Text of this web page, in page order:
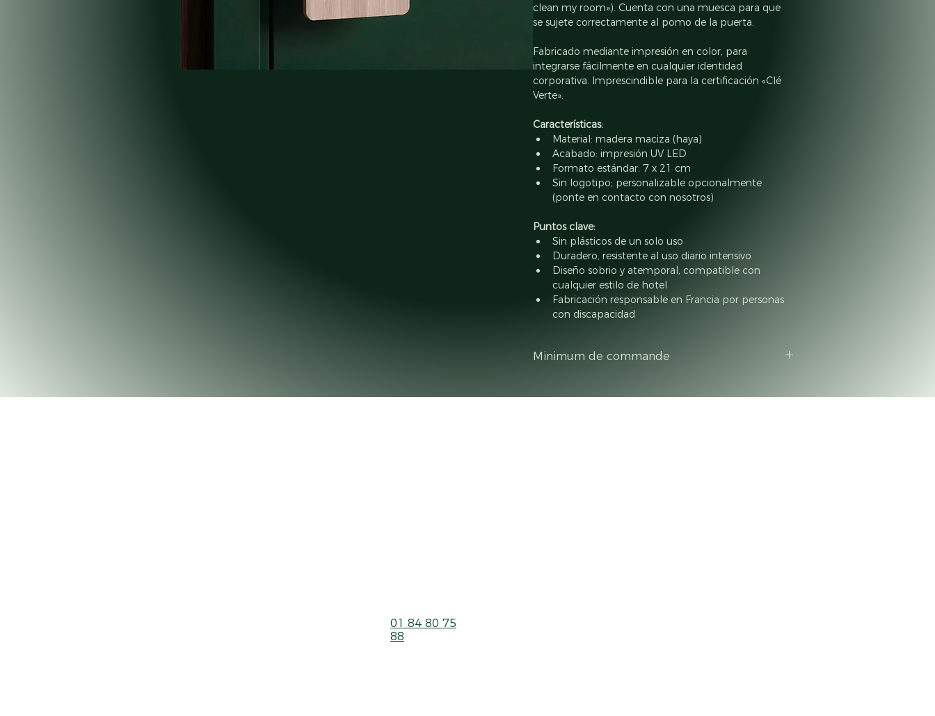
clean my room»). Cuenta con una muesca para que
se sujete correctamente al pomo de la puerta.
Fabricado mediante impresión en color, para
integrarse fácilmente en cualquier identidad
corporativa. Imprescindible para la certificación «Clé
Verte».
Características:
Material: madera maciza (haya)
Acabado: impresión UV LED
Formato estándar: 7 x 21 cm
Sin logotipo; personalizable opcionalmente
(ponte en contacto con nosotros)
Puntos clave:
Sin plásticos de un solo uso
Duradero, resistente al uso diario intensivo
Diseño sobrio y atemporal, compatible con
cualquier estilo de hotel
Fabricación responsable en Francia por personas
con discapacidad
Minimum de commande
01 84 80 75
88